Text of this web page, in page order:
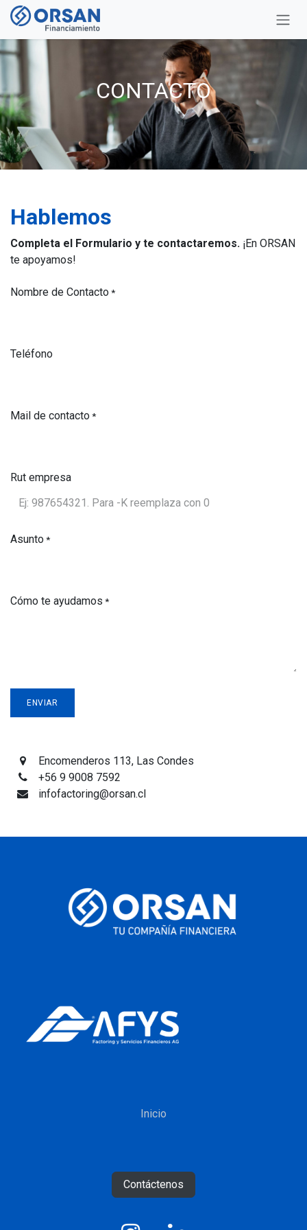
Ir al contenido
CONTACTO
Hablemos
Completa el Formulario y te contactaremos. ¡En ORSAN
te apoyamos!
Nombre de Contacto*
Teléfono
Mail de contacto*
Rut empresa
Asunto*
Cómo te ayudamos *
ENVIAR
Encomenderos 113, Las Condes
+56 9 9008 7592
infofactoring@orsan.cl
Inicio
Contáctenos